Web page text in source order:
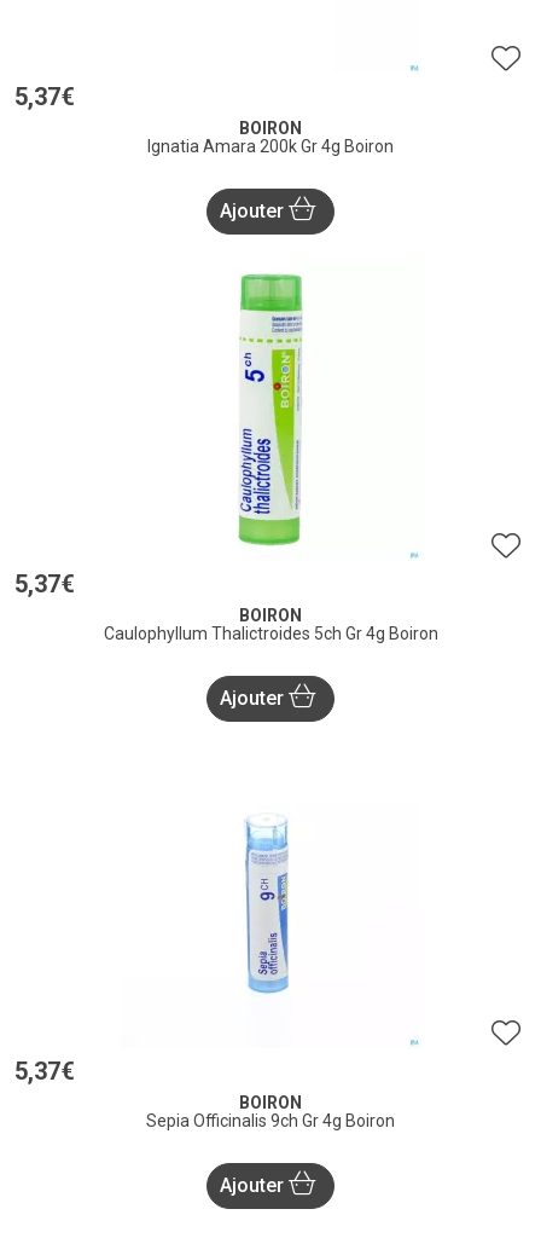
5,37€
BOIRON
Ignatia Amara 200k Gr 4g Boiron
Ajouter
5,37€
BOIRON
Caulophyllum Thalictroides 5ch Gr 4g Boiron
Ajouter
5,37€
BOIRON
Sepia Officinalis 9ch Gr 4g Boiron
Ajouter